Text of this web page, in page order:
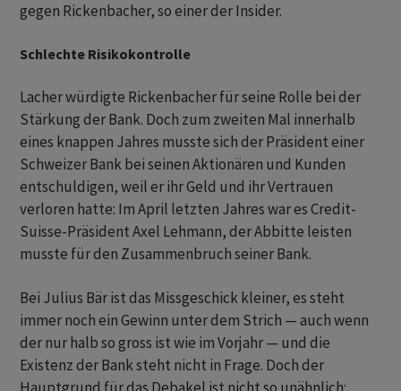
gegen Rickenbacher, so einer der Insider.
Schlechte Risikokontrolle
Lacher würdigte Rickenbacher für seine Rolle bei der
Stärkung der Bank. Doch zum zweiten Mal innerhalb
eines knappen Jahres musste sich der Präsident einer
Schweizer Bank bei seinen Aktionären und Kunden
entschuldigen, weil er ihr Geld und ihr Vertrauen
verloren hatte: Im April letzten Jahres war es Credit-
Suisse-Präsident Axel Lehmann, der Abbitte leisten
musste für den Zusammenbruch seiner Bank.
Bei Julius Bär ist das Missgeschick kleiner, es steht
immer noch ein Gewinn unter dem Strich — auch wenn
der nur halb so gross ist wie im Vorjahr — und die
Existenz der Bank steht nicht in Frage. Doch der